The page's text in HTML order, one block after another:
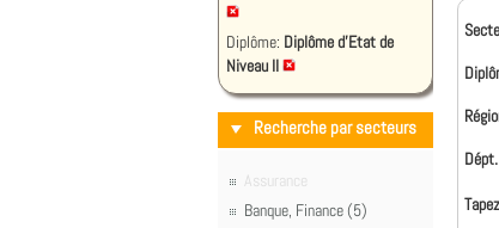
Diplôme: Diplôme d'Etat de
Niveau II
Recherche par secteurs
Assurance
Banque, Finance (5)